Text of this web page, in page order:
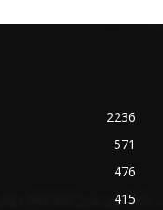
2236
571
476
415